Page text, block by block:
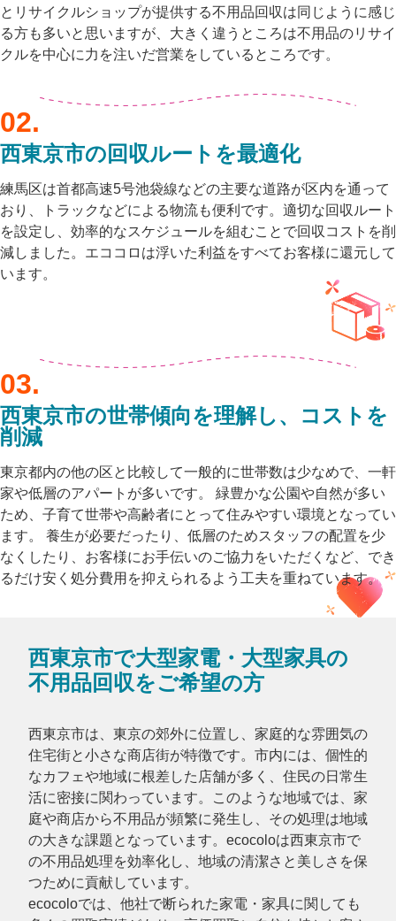
とリサイクルショップが提供する不用品回収は同じように感じ
る方も多いと思いますが、大きく違うところは不用品のリサイ
クルを中心に力を注いだ営業をしているところです。
西東京市の回収ルート を最適化
練馬区は首都高速5号池袋線などの主要な道路が区内を通って
おり、トラックなどによる物流も便利です。適切な回収ルート
を設定し、効率的なスケジュールを組むことで回収コストを削
減しました。エココロは浮いた利益をすべてお客様に還元して
います。
西東京市の世帯傾向を理解し、コストを
削減
東京都内の他の区と比較して一般的に世帯数は少なめで、一軒
家や低層のアパートが多いです。 緑豊かな公園や自然が多い
ため、子育て世帯や高齢者にとって住みやすい環境となってい
ます。 養生が必要だったり、低層のためスタッフの配置を少
なくしたり、お客様にお手伝いのご協力をいただくなど、でき
るだけ安く処分費用を抑えられるよう工夫を重ねています。
西東京市で大型家電・大型家具の
不用品回収をご希望の方
西東京市は、東京の郊外に位置し、家庭的な雰囲気の
住宅街と小さな商店街が特徴です。市内には、個性的
なカフェや地域に根差した店舗が多く、住民の日常生
活に密接に関わっています。このような地域では、家
庭や商店から不用品が頻繁に発生し、その処理は地域
の大きな課題となっています。ecocoloは西東京市で
の不用品処理を効率化し、地域の清潔さと美しさを保
つために貢献しています。
ecocoloでは、他社で断られた家電・家具に関しても